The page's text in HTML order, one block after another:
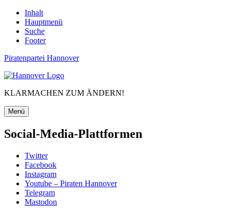
Inhalt
Hauptmenü
Suche
Footer
Piratenpartei Hannover
KLARMACHEN ZUM ÄNDERN!
Menü
Social-Media-Plattformen
Twitter
Facebook
Instagram
Youtube – Piraten Hannover
Telegram
Mastodon